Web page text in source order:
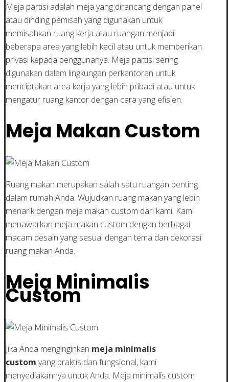
Meja partisi adalah meja yang dirancang dengan panel
atau dinding pemisah yang digunakan untuk
memisahkan ruang kerja atau ruangan menjadi
beberapa area yang lebih kecil atau untuk memberikan
privasi kepada penggunanya. Meja partisi sering
digunakan dalam lingkungan perkantoran untuk
menciptakan area kerja yang lebih pribadi atau untuk
mengatur ruang kantor dengan cara yang efisien.
Meja Makan Custom
Ruang makan merupakan salah satu ruangan penting
dalam rumah Anda. Wujudkan ruang makan yang lebih
menarik dengan meja makan custom dari kami. Kami
menawarkan meja makan custom dengan berbagai
macam desain yang sesuai dengan tema dan dekorasi
ruang makan Anda.
Meja Minimalis
Custom
Jika Anda menginginkan meja minimalis
custom yang praktis dan fungsional, kami
menyediakannya untuk Anda. Meja minimalis custom